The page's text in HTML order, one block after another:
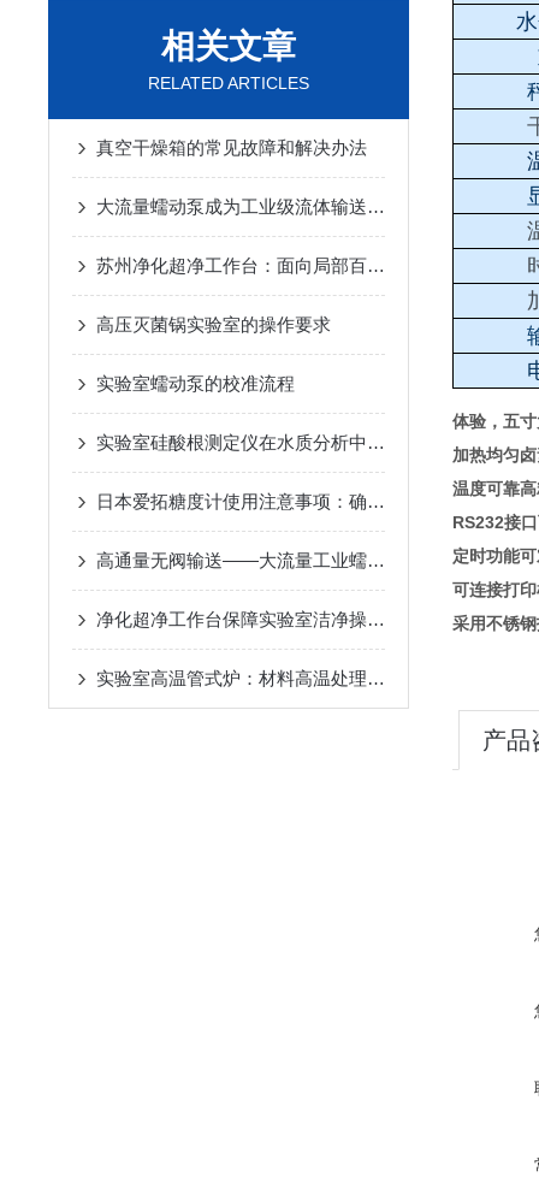
相关文章
RELATED ARTICLES
真空干燥箱的常见故障和解决办法
大流量蠕动泵成为工业级流体输送的*动力
苏州净化超净工作台：面向局部百级洁净的通用型单向流空气净化设备
高压灭菌锅实验室的操作要求
实验室蠕动泵的校准流程
实验室硅酸根测定仪在水质分析中的应用
日本爱拓糖度计使用注意事项：确保准确测量糖度的关键
高通量无阀输送——大流量工业蠕动泵的容积挤压原理与化工环保加药应用
净化超净工作台保障实验室洁净操作的无菌环境
实验室高温管式炉：材料高温处理的精密熔炉​
体验，五
加热均匀
温度可靠
RS232接
定时功能
可连接打
采用不锈
产品